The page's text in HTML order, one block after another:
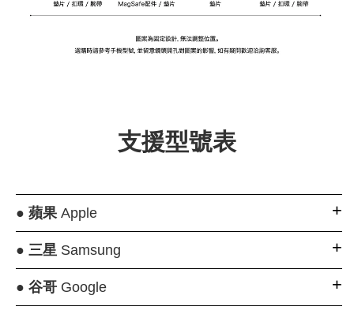
支援型號表
● 蘋果Apple
● 三星Samsung
● 谷哥Google